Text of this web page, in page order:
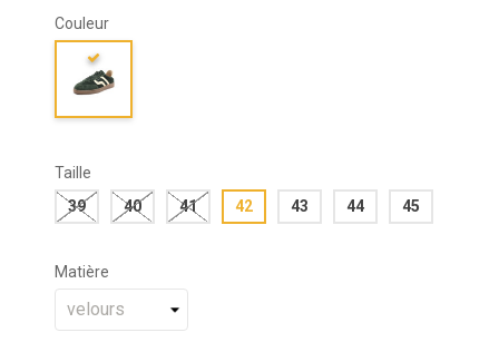
Couleur
Taille
39
40 41 42 43 44 45
Matière